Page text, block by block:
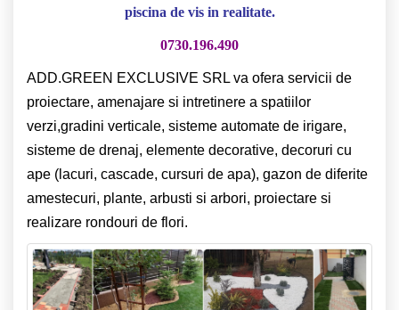
piscina de vis in realitate.
0730.196.490
ADD.GREEN EXCLUSIVE SRL va ofera servicii de
proiectare, amenajare si intretinere a spatiilor
verzi,gradini verticale, sisteme automate de irigare,
sisteme de drenaj, elemente decorative, decoruri cu
ape (lacuri, cascade, cursuri de apa), gazon de diferite
amestecuri, plante, arbusti si arbori, proiectare si
realizare rondouri de flori.